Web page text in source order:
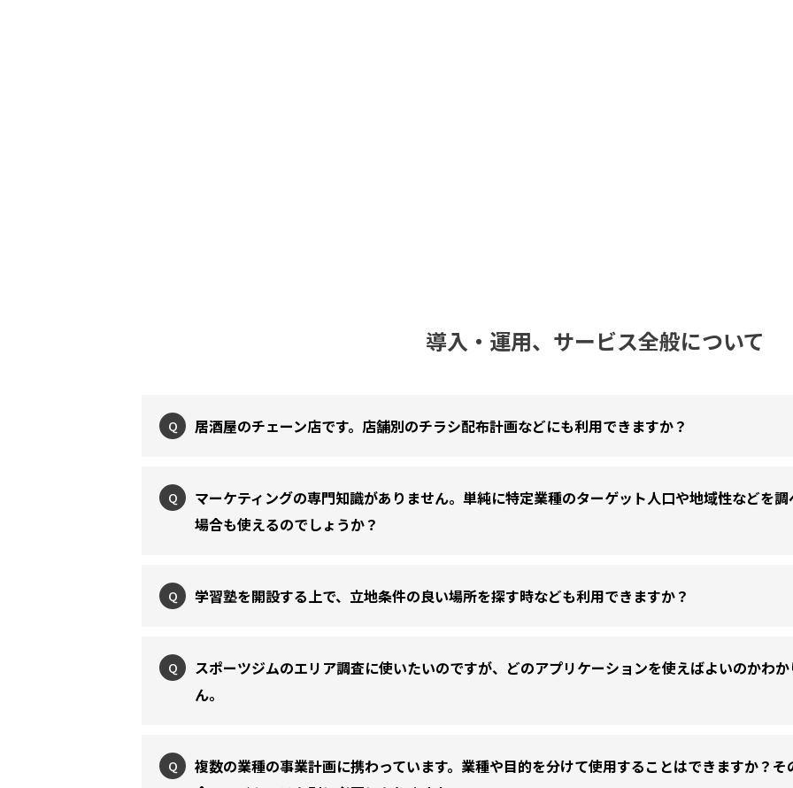
導入・運用、サービス全般について
Q 居酒屋のチェーン店です。店舗別のチラシ配布計画などにも利用できますか？
Q
マーケティングの専門知識がありません。単純に特定業種のターゲット人口や地域性などを
場合も使えるのでしょうか？
Q 学習塾を開設する上で、立地条件の良い場所を探す時なども利用できますか？
Q
スポーツジムのエリア調査に使いたいのですが、どのアプリケーションを使えばよいのかわ
ん。
Q
複数の業種の事業計画に携わっています。業種や目的を分けて使用することはできますか？そ